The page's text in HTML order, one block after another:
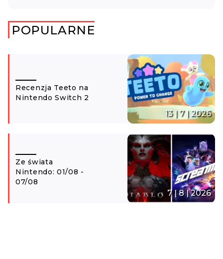
POPULARNE
Recenzja Teeto na
Nintendo Switch 2
13 | 7 | 2026
Ze świata
Nintendo: 01/08 -
07/08
7 | 8 | 2026